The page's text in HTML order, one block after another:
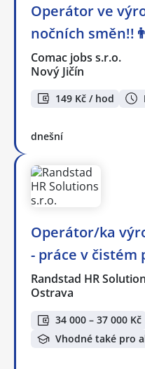
Operátor ve
nočních
Comac jobs s.r.o.
Nový Jičín
149 Kč / hod
dnešní
Operátor/ka
- práce v čistém
Randstad HR
Ostrava
34 000 – 37 000 Kč
Vhodné také pro